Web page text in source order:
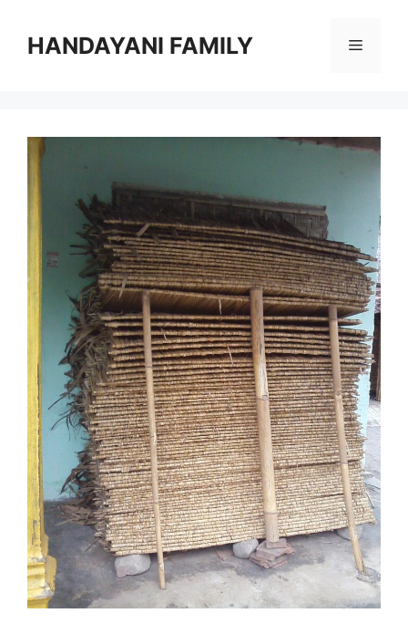
HANDAYANI FAMILY Menu